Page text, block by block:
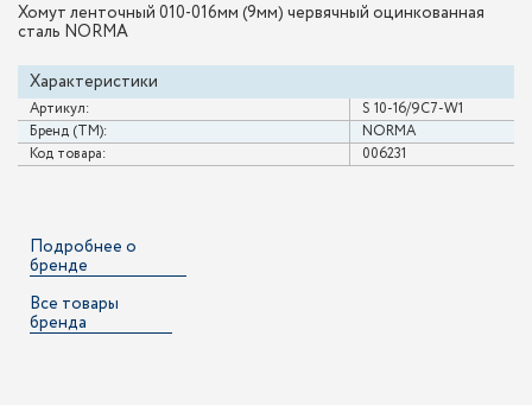
Хомут ленточный 010-016мм (9мм) червячный оцинкованная
сталь NORMA
Характеристики
Артикул:
S 10-16/9С7-W1
Бренд (ТМ):
NORMA
Код товара:
006231
Подробнее о
бренде
Все товары
бренда